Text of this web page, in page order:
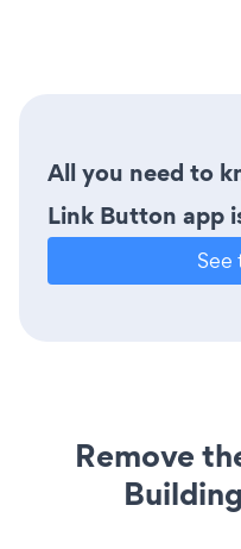
All you need to
Link Button app
See
Remove